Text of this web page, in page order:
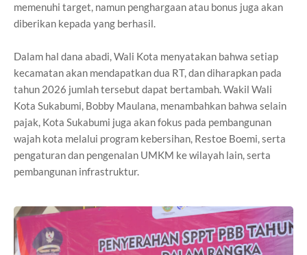
memenuhi target, namun penghargaan atau bonus juga akan
diberikan kepada yang berhasil.
Dalam hal dana abadi, Wali Kota menyatakan bahwa setiap
kecamatan akan mendapatkan dua RT, dan diharapkan pada
tahun 2026 jumlah tersebut dapat bertambah. Wakil Wali
Kota Sukabumi, Bobby Maulana, menambahkan bahwa selain
pajak, Kota Sukabumi juga akan fokus pada pembangunan
wajah kota melalui program kebersihan, Restoe Boemi, serta
pengaturan dan pengenalan UMKM ke wilayah lain, serta
pembangunan infrastruktur.